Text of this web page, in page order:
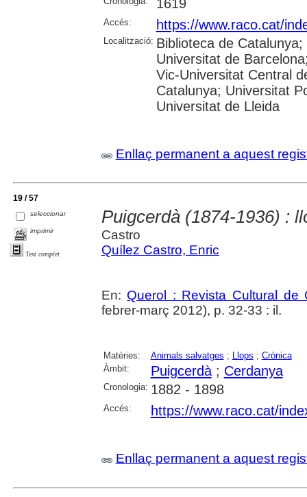
1619
Accés: https://www.raco.cat/
Localització: Biblioteca de
Universitat de
Vic-Universitat Central
Catalunya; Universitat
Universitat de Lleida
Enllaç permanent a aquest
19 / 57
seleccionar
imprimir
Text complet
Puigcerdà (1874-1936) :
Castro
Quílez Castro, Enric
En: Querol : Revista Cultural de
febrer-març 2012), p. 32-33 : il.
Matèries: Animals salvatges ; Llops ; Crònica
Àmbit:
Puigcerdà; Cerdanya
Cronologia: 1882 - 1898
Accés: https://www.raco.cat/
Enllaç permanent a aquest